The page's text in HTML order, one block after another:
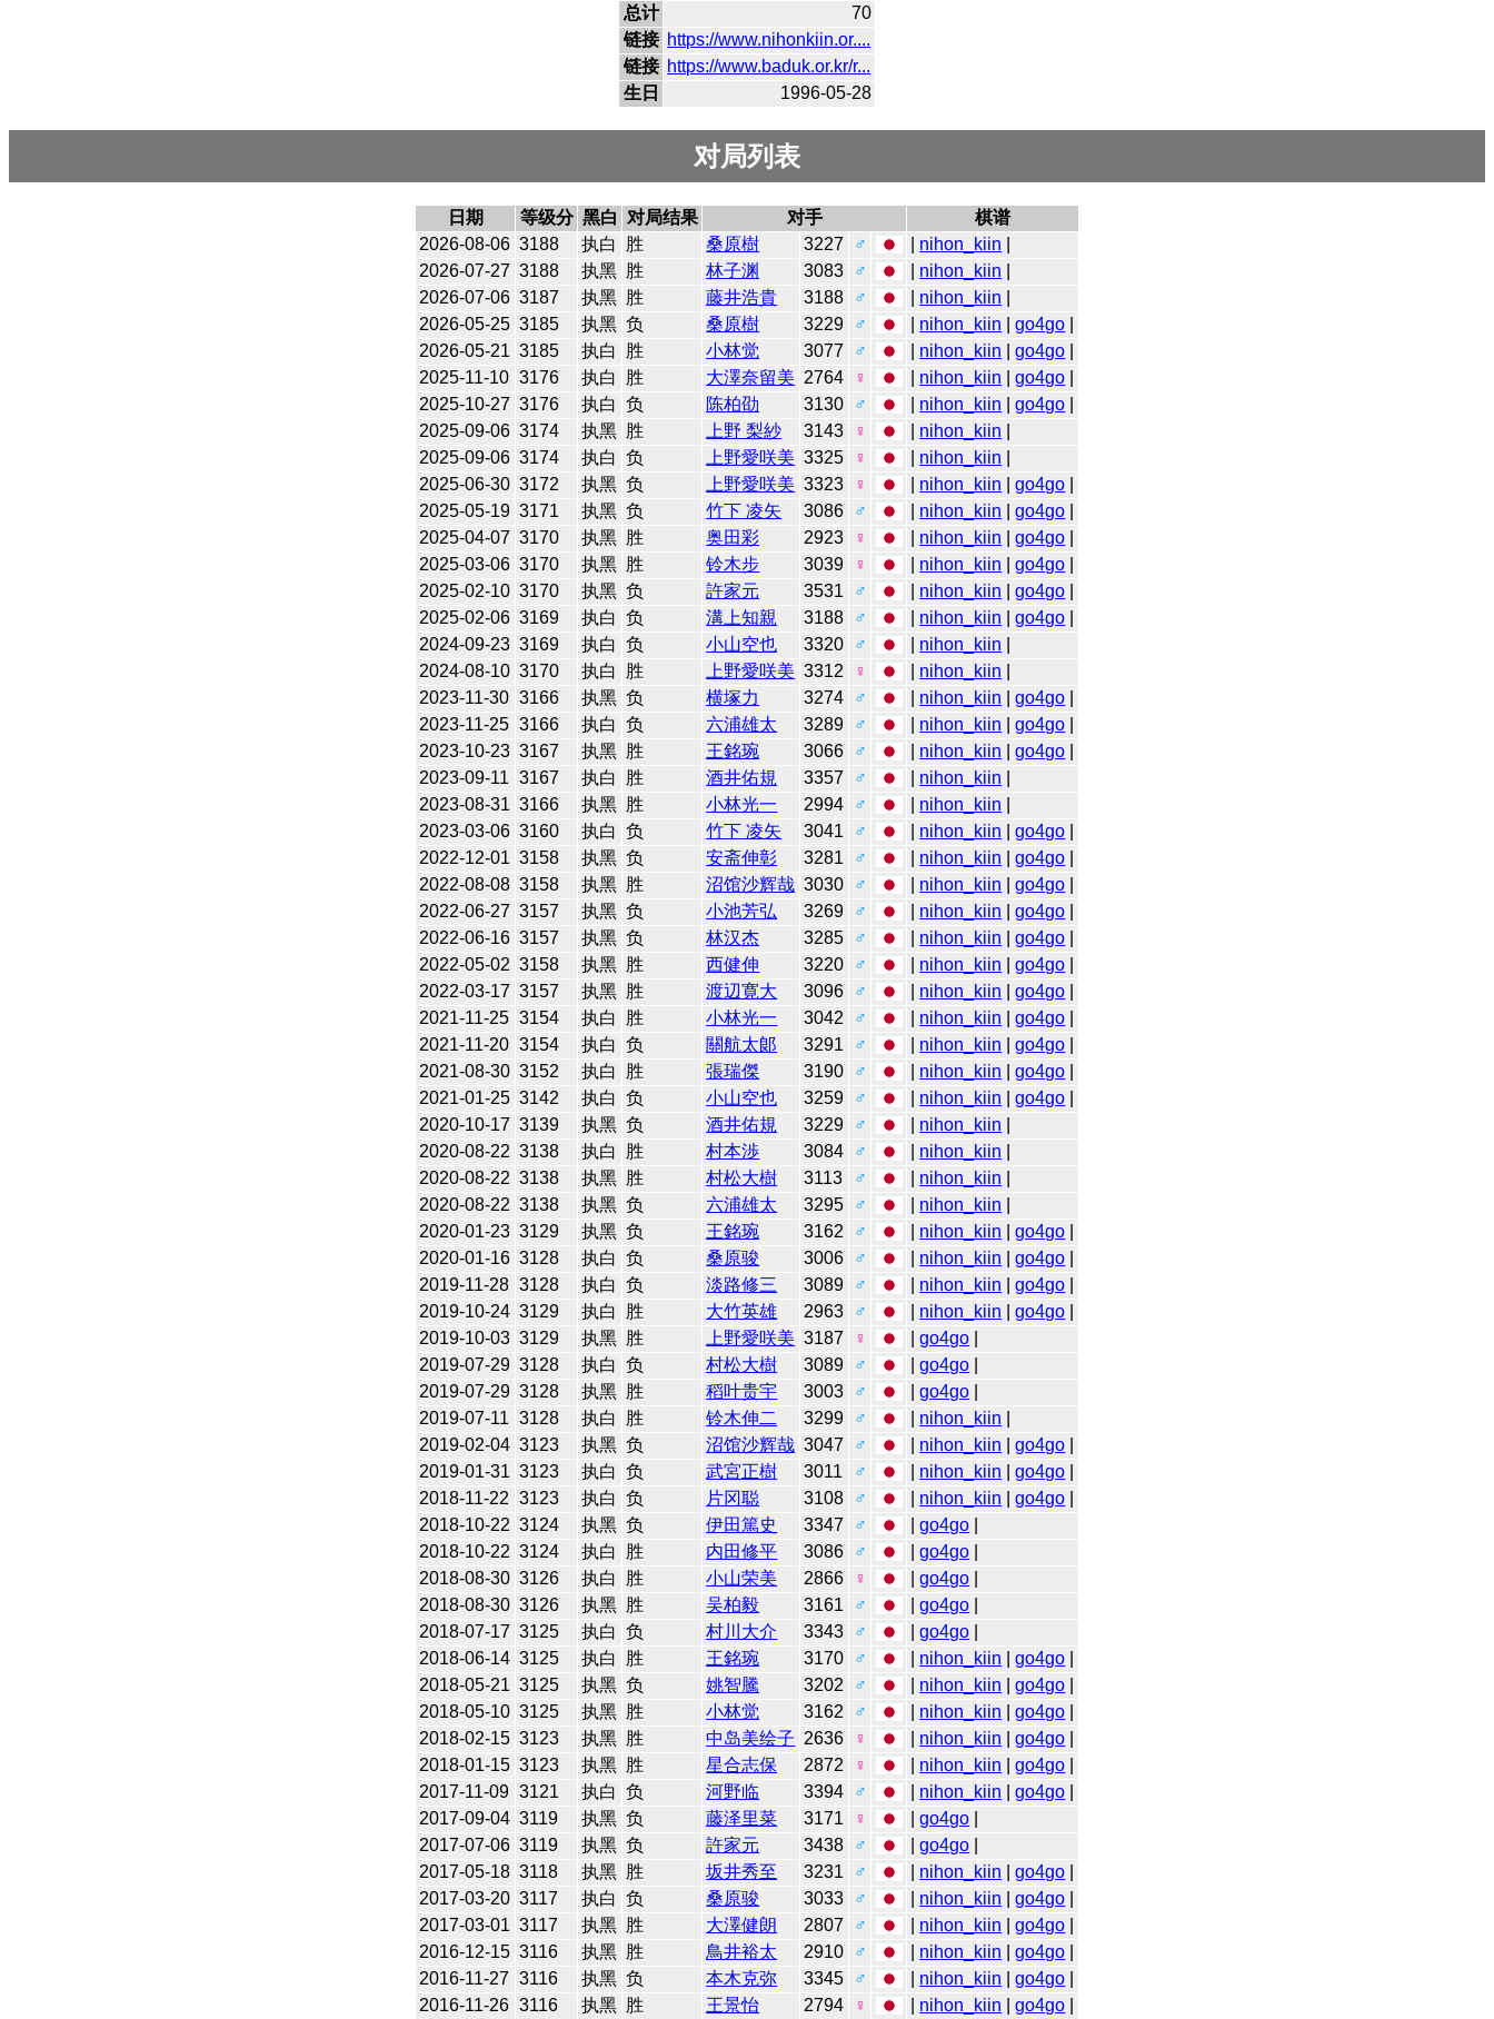
总计
70
链接 https://www.nihonkiin.or....
链接 https://www.baduk.or.kr/r...
生日
1996-05-28
对局列表
日期 等级分 黑白 对局结果 对手
棋谱
2026-08-06 3188 执白 胜 桑原樹 3227 ♂ nihon_kiin
2026-07-27 3188 执黑 胜 林子渊 3083 ♂ nihon_kiin
2026-07-06 3187 执黑 胜 藤井浩貴 3188 ♂ nihon_kiin
2026-05-25 3185 执黑 负 桑原樹 3229 ♂ nihon_kiin |go4go
2026-05-21 3185 执白 胜 小林觉 3077 ♂ nihon_kiin |go4go
2025-11-10 3176 执白 胜 大澤奈留美 2764 ♀ nihon_kiin |go4go
2025-10-27 3176 执白 负 陈柏劭 3130 ♂ nihon_kiin |go4go
2025-09-06 3174 执黑 胜 上野 梨紗 3143 ♀ nihon_kiin
2025-09-06 3174 执白 负 上野愛咲美 3325 ♀ nihon_kiin
2025-06-30 3172 执黑 负 上野愛咲美 3323 ♀ nihon_kiin |go4go
2025-05-19 3171 执黑 负 竹下 凌矢 3086 ♂ nihon_kiin |go4go
2025-04-07 3170 执黑 胜 奥田彩 2923 ♀ nihon_kiin |go4go
2025-03-06 3170 执黑 胜 铃木步 3039 ♀ nihon_kiin |go4go
2025-02-10 3170 执黑 负 許家元 3531 ♂ nihon_kiin |go4go
2025-02-06 3169 执白 负 溝上知親 3188 ♂ nihon_kiin |go4go
2024-09-23 3169 执白 负 小山空也 3320 ♂ nihon_kiin
2024-08-10 3170 执白 胜 上野愛咲美 3312 ♀ nihon_kiin
2023-11-30 3166 执黑 负 横塚力 3274 ♂ nihon_kiin |go4go
2023-11-25 3166 执白 负 六浦雄太 3289 ♂ nihon_kiin |go4go
2023-10-23 3167 执黑 胜 王銘琬 3066 ♂ nihon_kiin |go4go
2023-09-11 3167 执白 胜 酒井佑規 3357 ♂ nihon_kiin
2023-08-31 3166 执黑 胜 小林光一 2994 ♂ nihon_kiin
2023-03-06 3160 执白 负 竹下 凌矢 3041 ♂ nihon_kiin |go4go
2022-12-01 3158 执黑 负 安斋伸彰 3281 ♂ nihon_kiin |go4go
2022-08-08 3158 执黑 胜 沼馆沙辉哉 3030 ♂ nihon_kiin |go4go
2022-06-27 3157 执黑 负 小池芳弘 3269 ♂ nihon_kiin |go4go
2022-06-16 3157 执黑 负 林汉杰 3285 ♂ nihon_kiin |go4go
2022-05-02 3158 执黑 胜 西健伸 3220 ♂ nihon_kiin |go4go
2022-03-17 3157 执黑 胜 渡辺寛大 3096 ♂ nihon_kiin |go4go
2021-11-25 3154 执白 胜 小林光一 3042 ♂ nihon_kiin |go4go
2021-11-20 3154 执白 负 關航太郞 3291 ♂ nihon_kiin |go4go
2021-08-30 3152 执白 胜 張瑞傑 3190 ♂ nihon_kiin |go4go
2021-01-25 3142 执白 负 小山空也 3259 ♂ nihon_kiin |go4go
2020-10-17 3139 执黑 负 酒井佑規 3229 ♂ nihon_kiin
2020-08-22 3138 执白 胜 村本渉 3084 ♂ nihon_kiin
2020-08-22 3138 执黑 胜 村松大樹 3113 ♂ nihon_kiin
2020-08-22 3138 执黑 负 六浦雄太 3295 ♂ nihon_kiin
2020-01-23 3129 执黑 负 王銘琬 3162 ♂ nihon_kiin |go4go
2020-01-16 3128 执白 负 桑原骏 3006 ♂ nihon_kiin |go4go
2019-11-28 3128 执白 负 淡路修三 3089 ♂ nihon_kiin |go4go
2019-10-24 3129 执白 胜 大竹英雄 2963 ♂ nihon_kiin |go4go
2019-10-03 3129 执黑 胜 上野愛咲美 3187 ♀ |go4go
2019-07-29 3128 执白 负 村松大樹 3089 ♂ |go4go
2019-07-29 3128 执黑 胜 稻叶贵宇 3003 ♂ |go4go
2019-07-11 3128 执白 胜 铃木伸二 3299 ♂ nihon_kiin
2019-02-04 3123 执黑 负 沼馆沙辉哉 3047 ♂ nihon_kiin |go4go
2019-01-31 3123 执白 负 武宮正樹 3011 ♂ nihon_kiin |go4go
2018-11-22 3123 执白 负 片冈聪 3108 ♂ nihon_kiin |go4go
2018-10-22 3124 执黑 负 伊田篤史 3347 ♂ |go4go
2018-10-22 3124 执白 胜 内田修平 3086 ♂ |go4go
2018-08-30 3126 执白 胜 小山荣美 2866 ♀ |go4go
2018-08-30 3126 执黑 胜 吴柏毅 3161 ♂ |go4go
2018-07-17 3125 执白 负 村川大介 3343 ♂ |go4go
2018-06-14 3125 执白 胜 王銘琬 3170 ♂ nihon_kiin |go4go
2018-05-21 3125 执黑 负 姚智騰 3202 ♂ nihon_kiin |go4go
2018-05-10 3125 执黑 胜 小林觉 3162 ♂ nihon_kiin |go4go
2018-02-15 3123 执黑 胜 中岛美绘子 2636 ♀ nihon_kiin |go4go
2018-01-15 3123 执黑 胜 星合志保 2872 ♀ nihon_kiin |go4go
2017-11-09 3121 执白 负 河野临 3394 ♂ nihon_kiin |go4go
2017-09-04 3119 执黑 负 藤泽里菜 3171 ♀ |go4go
2017-07-06 3119 执黑 负 許家元 3438 ♂ |go4go
2017-05-18 3118 执黑 胜 坂井秀至 3231 ♂ nihon_kiin |go4go
2017-03-20 3117 执白 负 桑原骏 3033 ♂ nihon_kiin |go4go
2017-03-01 3117 执黑 胜 大澤健朗 2807 ♂ nihon_kiin |go4go
2016-12-15 3116 执黑 胜 鳥井裕太 2910 ♂ nihon_kiin |go4go
2016-11-27 3116 执黑 负 本木克弥 3345 ♂ nihon_kiin |go4go
2016-11-26 3116 执黑 胜 王景怡 2794 ♀ nihon_kiin |go4go